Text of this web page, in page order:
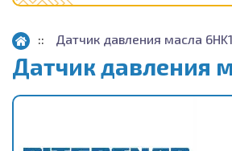
Датчик давления масла 6HK1
Датчик давления